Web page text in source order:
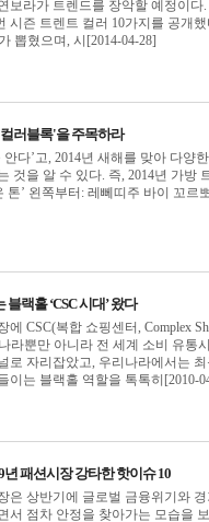
보라가 트렌드를 장악할 예정이
시즌 트렌트 컬러 10가지를 공개
뽑혔으며, 시[2014-04-28]
러블록'을 주목하라
안다’고, 2014년 새해를 맞아 다양
것을 알 수 있다. 즉, 2014년 가방
톤’ 왼쪽부터: 레뻬띠주 바이 꼬르
랙홀 ‘CSC 시대’ 왔다
에 CSC(복합 쇼핑센터, Complex
라뿐만 아니라 전 세계 소비 유통
로 자리잡았고, 우리나라에서는
이는 블랙홀 역할을 톡톡히[2010-
년 패션시장 강타한 핫이슈 10
은 상반기에 글로벌 금융위기와
서 점차 안정을 찾아가는 모습을